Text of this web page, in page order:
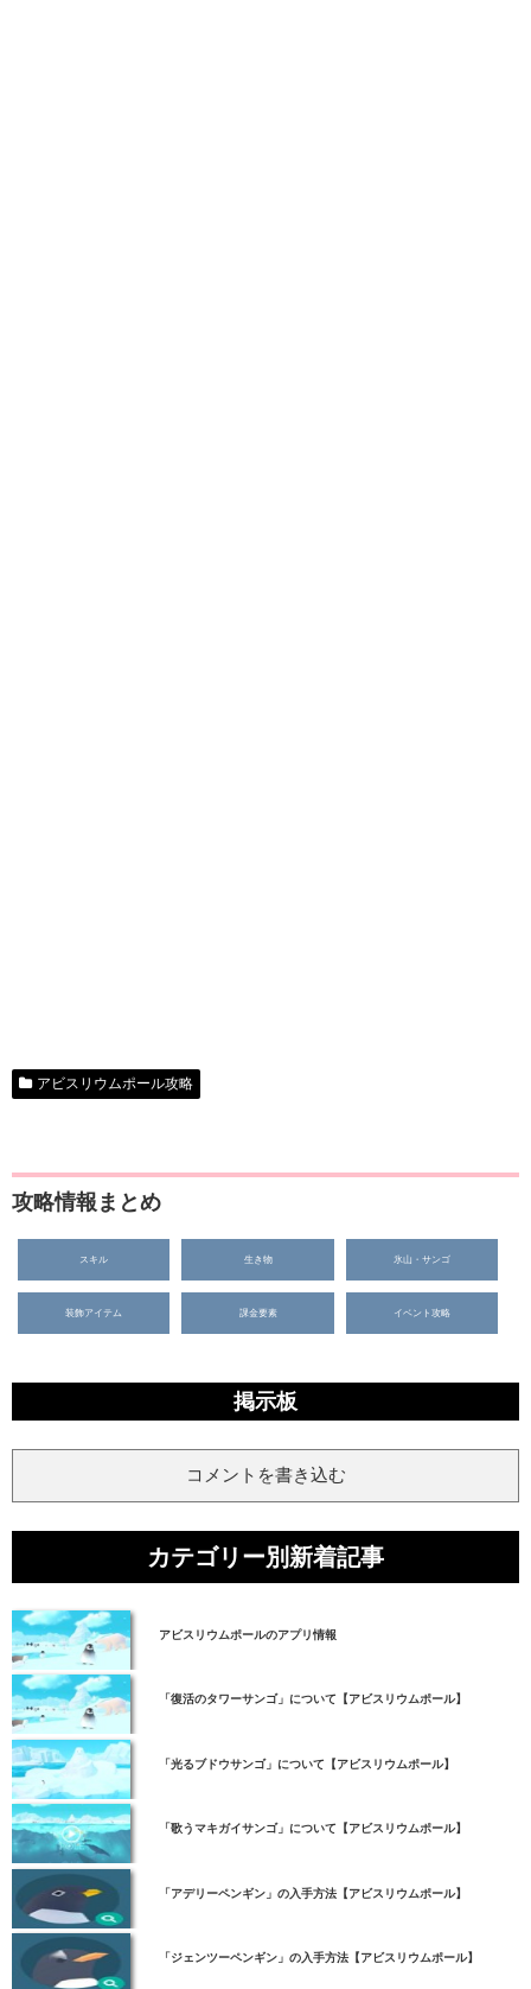
アビスリウムポール攻略
攻略情報まとめ
スキル 生き物 氷山・サンゴ
装飾アイテム 課金要素 イベント攻略
掲示板
コメントを書き込む
カテゴリー別新着記事
アビスリウムポールのアプリ情報
「復活のタワーサンゴ」について【アビスリウムポール】
「光るブドウサンゴ」について【アビスリウムポール】
「歌うマキガイサンゴ」について【アビスリウムポール】
「アデリーペンギン」の入手方法【アビスリウムポール】
「ジェンツーペンギン」の入手方法【アビスリウムポール】